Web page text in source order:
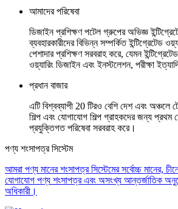
আমাদের পরিষেবা
ডিজাইন প্রশিক্ষণ পটেল গ্রুপের অভিজ্ঞ
ব্যবহারকারীদের বিভিন্ন সম্পর্কিত ইন্টিগ্রেটেড
পেশাদার প্রশিক্ষণ সরবরাহ করে, যেমন
ওয়্যারিং ডিজাইন এবং ইনস্টলেশন, পরীক্ষা
প্রধান বাজার
এটি বিশ্বব্যাপী 20 টিরও বেশি দেশ এবং অঞ্চলে
শিল্প এবং যোগাযোগ শিল্প গ্রাহকদের জন্য প্রথম
প্রযুক্তিগত পরিষেবা সরবরাহ করে।
পণ্য শংসাপত্র সিস্টেম
আমরা পণ্য মানের শংসাপত্র সিস্টেমের সর্বোচ্চ মানের,
যোগাযোগ পণ্য শংসাপত্র এবং অসংখ্য আন্তর্জাতিক
অধিকারী।